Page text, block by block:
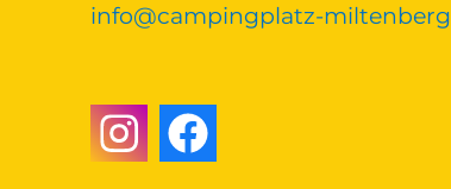
nf
c mp ngpl tz-m lt nb rg